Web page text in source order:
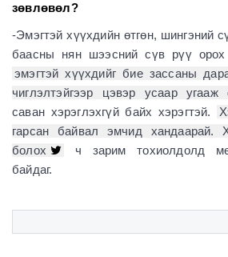
зөвлөвөл?
-Эмэгтэй хүүхдийн өтгөн, шингэний
баасны нян шээсний сүв рүү
эмэгтэй хүүхдийг бие зассаны
чиглэлтэйгээр цэвэр усаар угааж
саван хэрэглэхгүй байх хэрэгтэй.
гарсан байвал эмчид хандаарай.
болох
ч зарим тохиолдолд
байдаг.